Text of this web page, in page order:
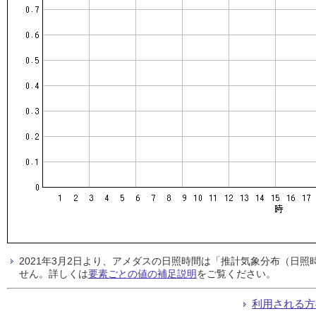
2021年3月2日より、アメダスの日照時間は「推計気象分布（日
せん。詳しくは要素ごとの値の補足説明をご覧ください。
利用される